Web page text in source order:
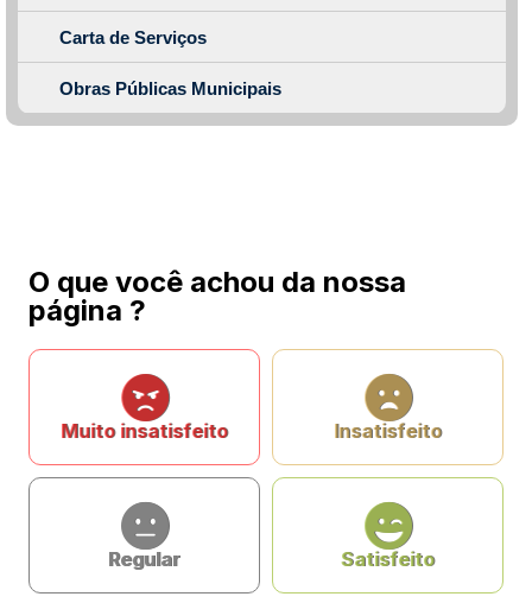
Carta de Serviços
Obras Públicas Municipais
O que você achou da nossa
página ?
Muito insatisfeito Insatisfeito
Regular Satisfeito